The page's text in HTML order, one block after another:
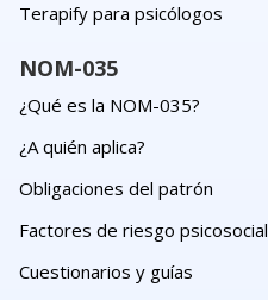
Terapify para psicólogos
NOM-035
¿Qué es la NOM-035?
¿A quién aplica?
Obligaciones del patrón
Factores de riesgo psicosocial
Cuestionarios y guías